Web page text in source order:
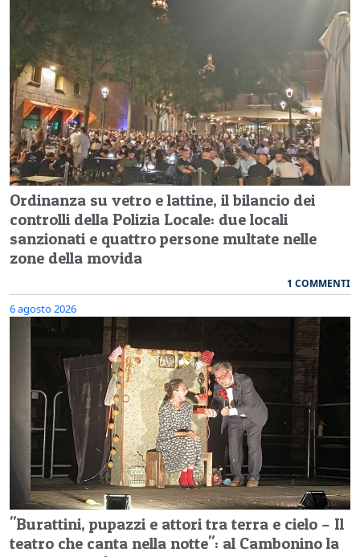
Ordinanza su vetro e lattine, il bilancio dei
controlli della Polizia Locale: due locali
sanzionati e quattro persone multate nelle
zone della movida
1 COMMENTI
6 agosto 2026
"Burattini, pupazzi e attori tra terra e cielo – Il
teatro che canta nella notte": al Cambonino la